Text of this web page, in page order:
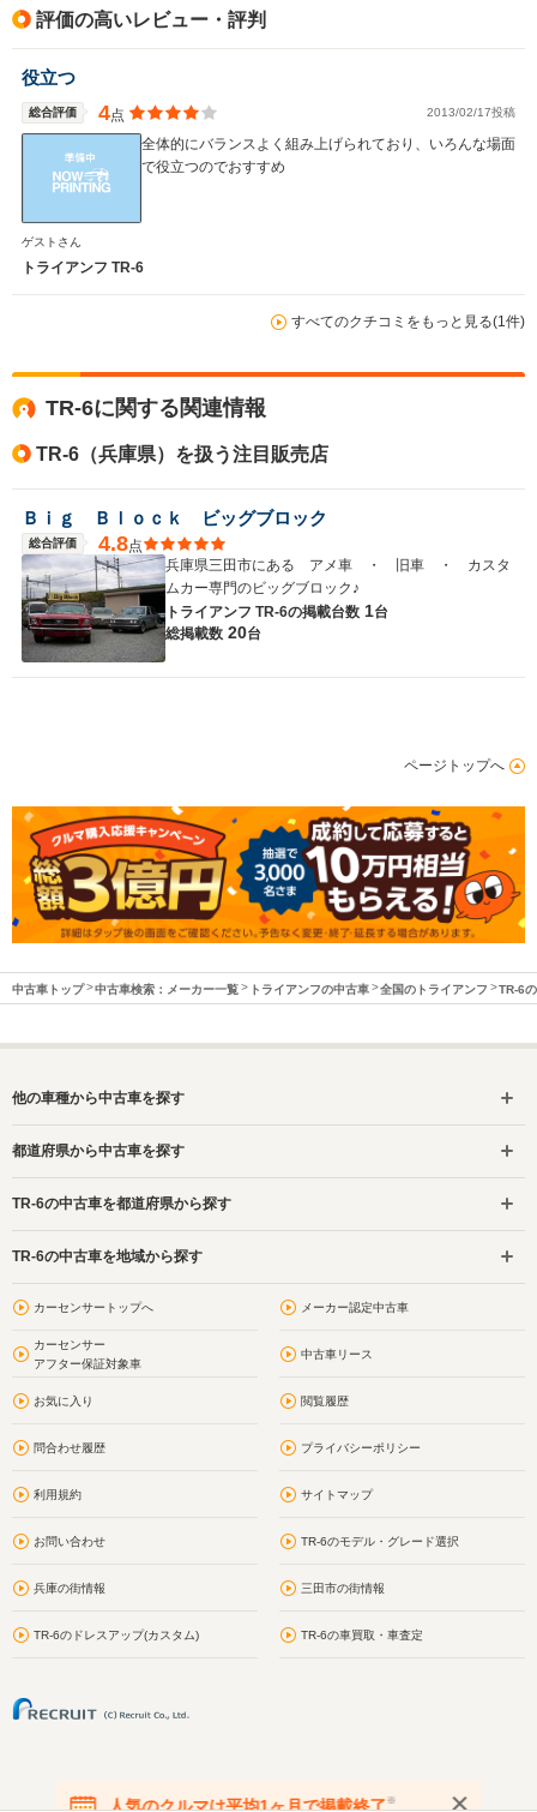
評価の高いレビュー・評判
役立つ
総合評価 4点 2013/02/17投稿
全体的にバランスよく組み上げられており、いろんな場面
で役立つのでおすすめ
ゲストさん
トライアンフ TR-6
すべてのクチコミをもっと見る(1件)
TR-6に関する関連情報
TR-6（兵庫県）を扱う注目販売店
Ｂｉｇ Ｂｌｏｃｋ ビッグブロック
総合評価 4.8点
兵庫県三田市にある アメ車 ・ 旧車 ・ カスタ
ムカー専門のビッグブロック♪
トライアンフ TR-6の掲載台数 1台
総掲載数 20台
ページトップへ
中古車トップ 中古車検索：メーカー一覧 トライアンフの中古車 全国のトライアンフ TR-6
他の車種から中古車を探す
都道府県から中古車を探す
TR-6の中古車を都道府県から探す
TR-6の中古車を地域から探す
カーセンサートップへ メーカー認定中古車
カーセンサー
アフター保証対象車
中古車リース
お気に入り 閲覧履歴
問合わせ履歴 プライバシーポリシー
利用規約 サイトマップ
お問い合わせ TR-6のモデル・グレード選択
兵庫の街情報 三田市の街情報
TR-6のドレスアップ(カスタム) TR-6の車買取・車査定
人気のクルマは平均1ヶ月で掲載終了※